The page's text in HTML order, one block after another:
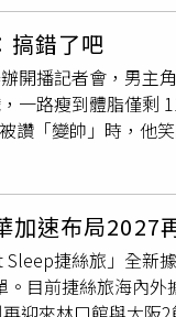
悉，現年39歲的松
於2008年踏入演
正式挑戰演員領域
。當時他飾演由戶
因此人氣急速攀升
具有重要意義。
續參與多部受到
台劇演出獲得肯定，
優秀男演員獎，
重要人物德川家康
錯了吧
開播記者會，男主
一路瘦到體脂僅剩
讚「變帥」時，他
因為拍攝現場運動
化時間。李國毅這
至少一公升，整
暴》的李國毅感性
讓他看到我的改變
速布局2027
捷絲旅」全新
目前捷絲旅海內